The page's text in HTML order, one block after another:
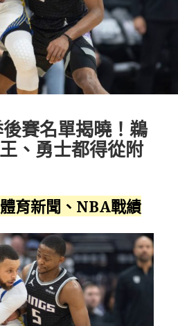
賽名單揭曉！鵜
、勇士都得從附
育新聞、NBA戰績